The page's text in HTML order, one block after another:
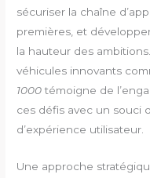
sécuriser la chaîne
premières, et
la hauteur des
véhicules innovants
1000témoigne de
ces défis avec un souci
d’expérience utilisateur.
Une approche